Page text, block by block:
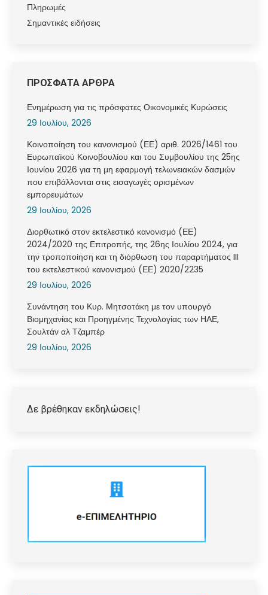
Πληρωμές
Σημαντικές ειδήσεις
ΠΡΟΣΦΑΤΑ ΑΡΘΡΑ
Ενημέρωση για τις πρόσφατες Οικονομικές Κυρώσεις
29 Ιουλίου, 2026
Κοινοποίηση του κανονισμού (ΕΕ) αριθ. 2026/1461 του
Ευρωπαϊκού Κοινοβουλίου και του Συμβουλίου της 25ης
Ιουνίου 2026 για τη μη εφαρμογή τελωνειακών δασμών
που επιβάλλονται στις εισαγωγές ορισμένων
εμπορευμάτων
29 Ιουλίου, 2026
Διορθωτικό στον εκτελεστικό κανονισμό (ΕΕ)
2024/2020 της Επιτροπής, της 26ης Ιουλίου 2024, για
την τροποποίηση και τη διόρθωση του παραρτήματος III
του εκτελεστικού κανονισμού (ΕΕ) 2020/2235
29 Ιουλίου, 2026
Συνάντηση του Κυρ. Μητσοτάκη με τον υπουργό
Βιομηχανίας και Προηγμένης Τεχνολογίας των ΗΑΕ,
Σουλτάν αλ Τζαμπέρ
29 Ιουλίου, 2026
Δε βρέθηκαν εκδηλώσεις!